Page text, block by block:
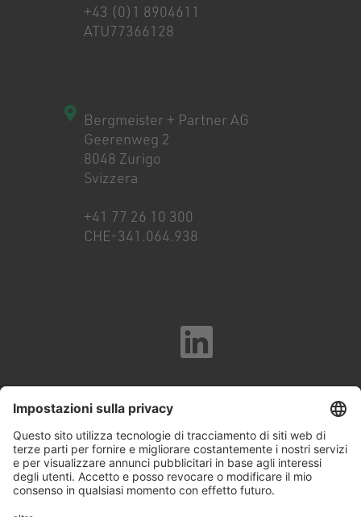
+43 (0)1 8904611
ATU77366128
Bergmeister + Partner AG
Geerenweg 2
8048 Zurigo
Svizzera
+41 77 26 10 300
CHE-341.064.938
Colofone
Whistleblowing & Codice etico